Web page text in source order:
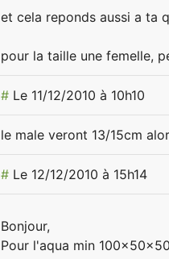
et cela reponds aussi a ta
pour la taille une femelle,
# Le 11/12/2010 à 10h10
le male veront 13/15cm
# Le 12/12/2010 à 15h14
Bonjour,
Pour l'aqua min 100x50x50